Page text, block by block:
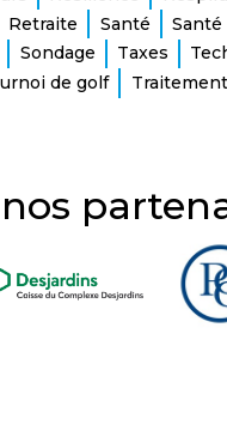
Retraite Santé
Sondage Taxes
de golf